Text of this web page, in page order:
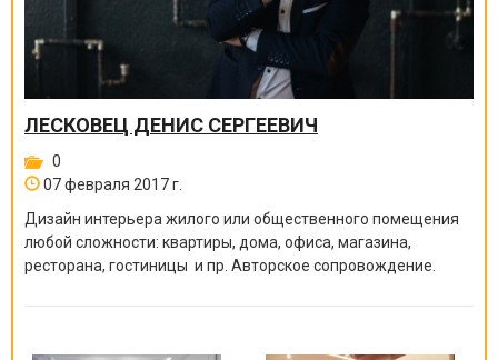
ЛЕСКОВЕЦ ДЕНИС СЕРГЕЕВИЧ
0
07 февраля 2017 г.
Дизайн интерьера жилого или общественного помещения
любой сложности: квартиры, дома, офиса, магазина,
ресторана, гостиницы и пр. Авторское сопровождение.